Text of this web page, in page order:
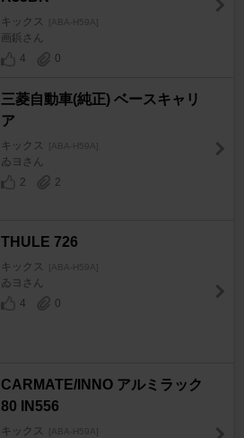
キックス [ABA-H59A]
画鋲さん
4
0
三菱自動車(純正) ベースキャリ
ア
キックス [ABA-H59A]
ゐヨさん
2
2
THULE 726
キックス [ABA-H59A]
ゐヨさん
4
0
CARMATE/INNO アルミラック
80 IN556
キックス [ABA-H59A]